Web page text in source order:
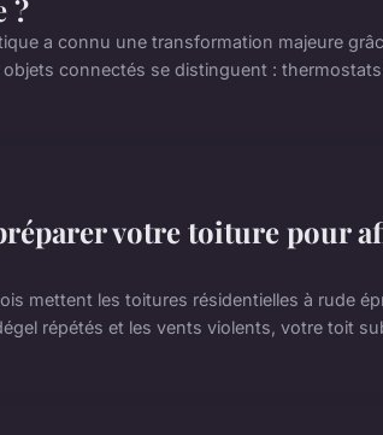
?
a connu une transformation majeure
objets connectés se distinguent :
votre toiture pour
mettent les toitures résidentielles à rude
répétés et les vents violents, votre toit